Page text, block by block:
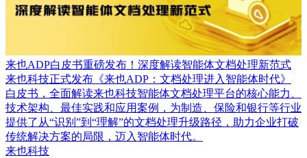
来也ADP白皮书重磅发布！深度解读智能体文档处理新范式
来也科技正式发布《来也ADP：文档处理进入智能体时代》
白皮书，全面解读来也科技智能体文档处理平台的核心能力、
技术架构、最佳实践和应用案例，为制造、保险和银行等行业
提供了从“识别”到“理解”的文档处理升级路径，助力企业打破
传统解决方案的局限，迈入智能体时代。
来也科技